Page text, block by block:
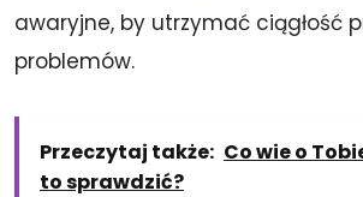
awaryjne, by utrzymać ciągłość
problemów.
Przeczytaj także: Co wie o
to sprawdzić?